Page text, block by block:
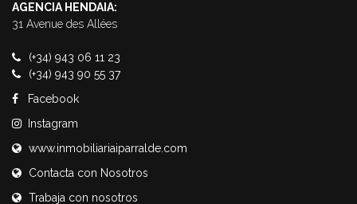
AGENCIA HENDAIA:
31 Avenue des Allées
(+34) 943 06 11 23
(+34) 943 90 55 37
Facebook
Instagram
www.inmobiliariaiparralde.com
Contacta con Nosotros
Trabaja con nosotros